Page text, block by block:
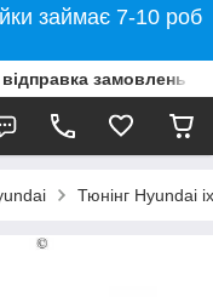
займає 7-10 роб
відправка замовлень
Тюнінг Hyundai